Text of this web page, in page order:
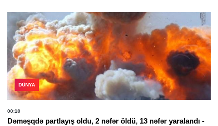
DÜNYA
00:10
Dəməşqdə partlayış oldu, 2 nəfər öldü, 13 nəfər yaralandı -